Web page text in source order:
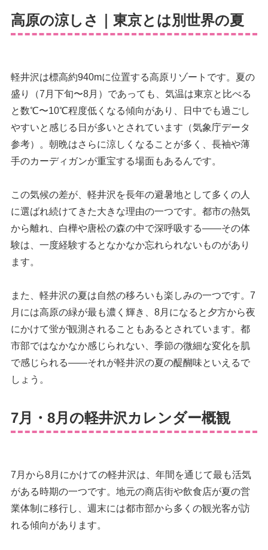
高原の涼しさ｜東京とは別世界の夏
軽井沢は標高約940mに位置する高原リゾートです。夏の
盛り（7月下旬〜8月）であっても、気温は東京と比べる
と数℃〜10℃程度低くなる傾向があり、日中でも過ごし
やすいと感じる日が多いとされています（気象庁データ
参考）。朝晩はさらに涼しくなることが多く、長袖や薄
手のカーディガンが重宝する場面もあるんです。
この気候の差が、軽井沢を長年の避暑地として多くの人
に選ばれ続けてきた大きな理由の一つです。都市の熱気
から離れ、白樺や唐松の森の中で深呼吸する——その体
験は、一度経験するとなかなか忘れられないものがあり
ます。
また、軽井沢の夏は自然の移ろいも楽しみの一つです。7
月には高原の緑が最も濃く輝き、8月になると夕方から夜
にかけて蛍が観測されることもあるとされています。都
市部ではなかなか感じられない、季節の微細な変化を肌
で感じられる——それが軽井沢の夏の醍醐味といえるで
しょう。
7月・8月の軽井沢カレンダー概観
7月から8月にかけての軽井沢は、年間を通じて最も活気
がある時期の一つです。地元の商店街や飲食店が夏の営
業体制に移行し、週末には都市部から多くの観光客が訪
れる傾向があります。